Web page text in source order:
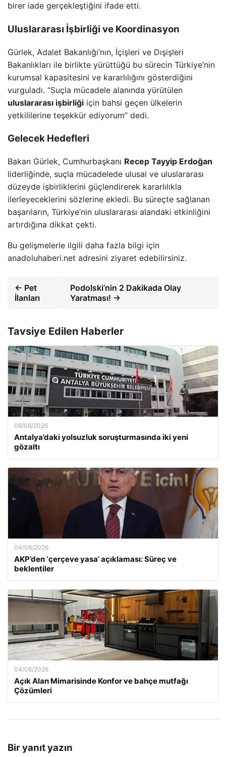
birer iade gerçekleştiğini ifade etti.
Uluslararası İşbirliği ve Koordinasyon
Gürlek, Adalet Bakanlığı’nın, İçişleri ve Dışişleri
Bakanlıkları ile birlikte yürüttüğü bu sürecin Türkiye’nin
kurumsal kapasitesini ve kararlılığını gösterdiğini
vurguladı. “Suçla mücadele alanında yürütülen
uluslararası işbirliği için bahsi geçen ülkelerin
yetkililerine teşekkür ediyorum” dedi.
Gelecek Hedefleri
Bakan Gürlek, Cumhurbaşkanı Recep Tayyip Erdoğan
liderliğinde, suçla mücadelede ulusal ve uluslararası
düzeyde işbirliklerini güçlendirerek kararlılıkla
ilerleyeceklerini sözlerine ekledi. Bu süreçte sağlanan
başarıların, Türkiye’nin uluslararası alandaki etkinliğini
artırdığına dikkat çekti.
Bu gelişmelerle ilgili daha fazla bilgi için
anadoluhaberi.net adresini ziyaret edebilirsiniz.
← Pet
İlanları
Podolski’nin 2 Dakikada Olay
Yaratması! →
Tavsiye Edilen Haberler
06/08/2026
Antalya’daki yolsuzluk soruşturmasında iki yeni
gözaltı
04/08/2026
AKP’den ‘çerçeve yasa’ açıklaması: Süreç ve
beklentiler
04/08/2026
Açık Alan Mimarisinde Konfor ve bahçe mutfağı
Çözümleri
Bir yanıt yazın